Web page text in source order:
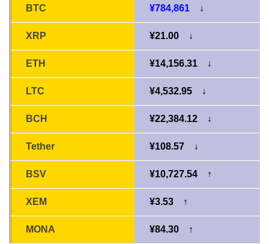
BTC ¥784,861 ↓
XRP ¥21.00 ↓
ETH ¥14,156.31 ↓
LTC ¥4,532.95 ↓
BCH ¥22,384.12 ↓
Tether ¥108.57 ↓
BSV ¥10,727.54 ↑
XEM ¥3.53 ↑
MONA ¥84.30 ↑